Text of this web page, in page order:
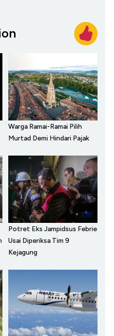
Warga Ramai-Ramai Pilih
Murtad Demi Hindari Pajak
Potret Eks Jampidsus Febrie
Usai Diperiksa Tim 9
Kejagung